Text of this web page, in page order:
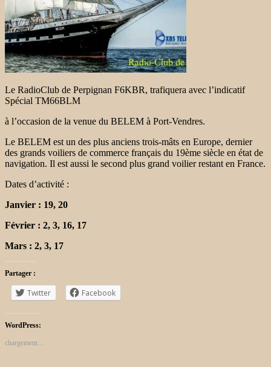
Le RadioClub de Perpignan F6KBR, trafiquera avec l’indicatif
Spécial TM66BLM
à l’occasion de la venue du BELEM à Port-Vendres.
Le BELEM est un des plus anciens trois-mâts en Europe, dernier
des grands voiliers de commerce français du 19ème siècle en état de
navigation. Il est aussi le second plus grand voilier restant en France.
Dates d’activité :
Janvier : 19, 20
Février : 2, 3, 16, 17
Mars : 2, 3, 17
Partager :
Twitter Facebook
WordPress:
chargement…